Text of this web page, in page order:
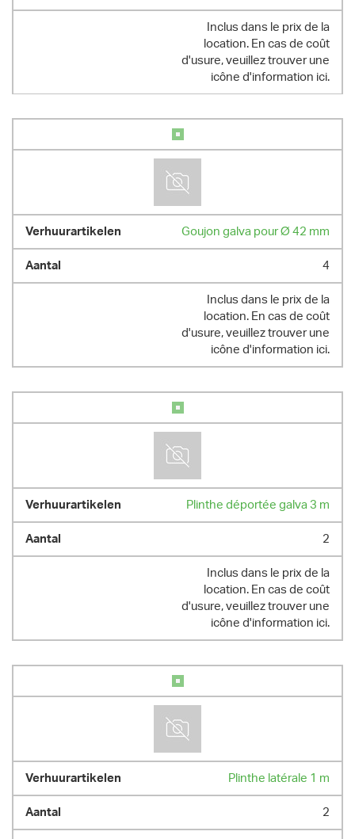
Inclus dans le prix de la
location. En cas de coût
d'usure, veuillez trouver une
icône d'information ici.
Goujon galva pour Ø 42 mm
4
Inclus dans le prix de la
location. En cas de coût
d'usure, veuillez trouver une
icône d'information ici.
Plinthe déportée galva 3 m
2
Inclus dans le prix de la
location. En cas de coût
d'usure, veuillez trouver une
icône d'information ici.
Plinthe latérale 1 m
2